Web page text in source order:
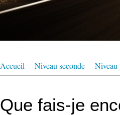
Accueil Niveau seconde Niveau
Que fais-je